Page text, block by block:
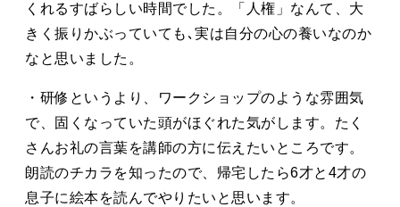
くれるすばらしい時間でした。「人権」なんて、大
きく振りかぶっていても､実は自分の心の養いなのか
なと思いました。
・研修というより、ワークショップのような雰囲気
で、固くなっていた頭がほぐれた気がします。たく
さんお礼の言葉を講師の方に伝えたいところです。
朗読のチカラを知ったので、帰宅したら6才と4才の
息子に絵本を読んでやりたいと思います。